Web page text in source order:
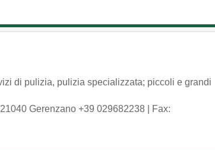
di pulizia, pulizia specializzata; piccoli e grandi
21040 Gerenzano +39 029682238 | Fax: